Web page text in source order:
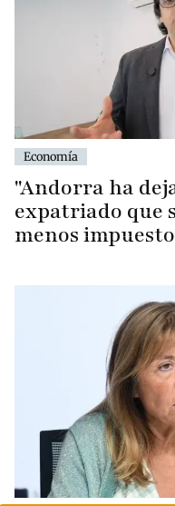
Economía
"Andorra ha
expatriado que
menos